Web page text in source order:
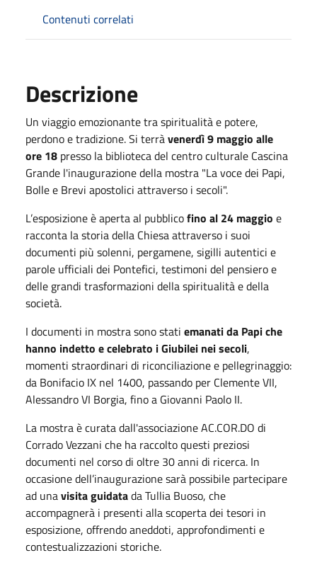
Contenuti correlati
Descrizione
Un viaggio emozionante tra spiritualità e potere,
perdono e tradizione. Si terràvenerdì 9 maggio alle
ore 18 presso la biblioteca del centro culturale Cascina
Grande l'inaugurazione della mostra "La voce dei Papi,
Bolle e Brevi apostolici attraverso i secoli".
L’esposizione è aperta al pubblicofino al 24 maggio e
racconta la storia della Chiesa attraverso i suoi
documenti più solenni, pergamene, sigilli autentici e
parole ufficiali dei Pontefici, testimoni del pensiero e
delle grandi trasformazioni della spiritualità e della
società.
I documenti in mostra sono stati emanati da Papi che
hanno indetto e celebrato i Giubilei nei secoli,
momenti straordinari di riconciliazione e pellegrinaggio:
da Bonifacio IX nel 1400, passando per Clemente VII,
Alessandro VI Borgia, fino a Giovanni Paolo II.
La mostra è curata dall'associazione AC.COR.DO di
Corrado Vezzani che ha raccolto questi preziosi
documenti nel corso di oltre 30 anni di ricerca. In
occasione dell’inaugurazione sarà possibile partecipare
ad unavisita guidatada Tullia Buoso, che
accompagnerà i presenti alla scoperta dei tesori in
esposizione, offrendo aneddoti, approfondimenti e
contestualizzazioni storiche.